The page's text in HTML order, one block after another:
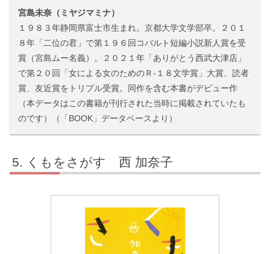
宮島未奈（ミヤジマミナ）
１９８３年静岡県富士市生まれ。京都大学文学部卒。２０１
８年「二位の君」で第１９６回コバルト短編小説新人賞を受
賞（宮島ムー名義）。２０２１年「ありがとう西武大津店」
で第２０回「女による女のためのＲ-１８文学賞」大賞、読者
賞、友近賞をトリプル受賞。同作を含む本書がデビュー作
（本データはこの書籍が刊行された当時に掲載されていたも
のです）（「BOOK」データベースより）
くもをさがす 西 加奈子